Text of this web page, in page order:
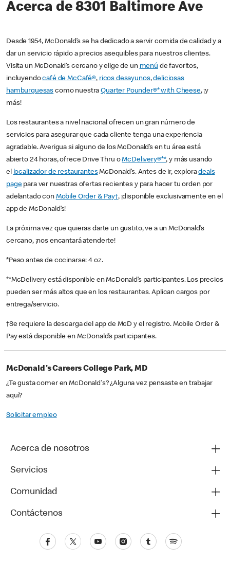
Acerca de 8301 Baltimore Ave
Desde 1954, McDonald’s se ha dedicado a servir comida de calidad y a
dar un servicio rápido a precios asequibles para nuestros clientes.
Visita un McDonald’s cercano y elige de un menú de favoritos,
incluyendocafé de McCafé®, ricos desayunos,deliciosas
hamburguesas como nuestraQuarter Pounder®* with Cheese, ¡y
más!
Los restaurantes a nivel nacional ofrecen un gran número de
servicios para asegurar que cada cliente tenga una experiencia
agradable. Averigua si alguno de los McDonald’s en tu área está
abierto 24 horas, ofrece Drive Thru oMcDelivery®**, y más usando
el localizador de restaurantesMcDonald’s. Antes de ir, exploradeals
pagepara ver nuestras ofertas recientes y para hacer tu orden por
adelantado con Mobile Order & Pay†, ¡disponible exclusivamente en el
app de McDonald’s!
La próxima vez que quieras darte un gustito, ve a un McDonald’s
cercano, ¡nos encantará atenderte!
*Peso antes de cocinarse: 4 oz.
**McDelivery está disponible en McDonald’s participantes. Los precios
pueden ser más altos que en los restaurantes. Aplican cargos por
entrega/servicio.
†Se requiere la descarga del app de McD y el registro. Mobile Order &
Pay está disponible en McDonald’s participantes.
McDonald's Careers College Park, MD
¿Te gusta comer en McDonald's? ¿Alguna vez pensaste en trabajar
aquí?
Solicitar empleo
Acerca de nosotros
Servicios
Comunidad
Contáctenos